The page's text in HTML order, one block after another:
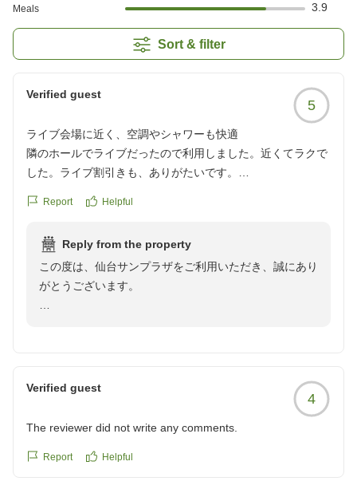
Meals 3.9
Sort & filter
Verified guest
5
ライブ会場に近く、空調やシャワーも快適
隣のホールでライブだったので利用しました。近くてラクで
した。ライブ割引きも、ありがたいです。
ワーヘッドが、大きくて高性能なもので、とても良かったで
廊下を歩く人の声は聞こえましたが、廊下で話さないでもら
えればいいだけかと思います。(部屋に入ってから話して、
と思いました。お客さんのマナー)
フロントの方たちも優しかったです。
Report Helpful
Reply from the property
この度は、仙台サンプラザをご利用いただき、誠にあり
がとうございます。
す。
また、空調の温度調節やシャワーヘッドの使い心地な
しました。
Verified guest
4
The reviewer did not write any comments.
Report Helpful